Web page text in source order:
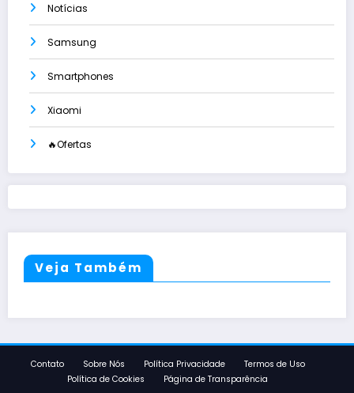
Notícias
Samsung
Smartphones
Xiaomi
🔥Ofertas
Veja Também
Contato Sobre Nós Política Privacidade
Termos de Uso
Política de Cookies
Página de Transparência